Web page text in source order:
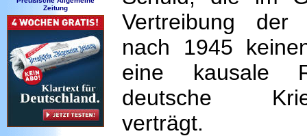
Zeitung
Vertreibung der
nach 1945
eine kausale
deutsche
verträgt.